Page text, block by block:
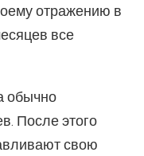
отражению в
все
обычно
После этого
свою